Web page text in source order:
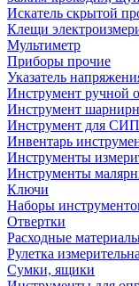
Искатель скрытой
Клещи
Мультиметр
Приборы прочие
Указатель
Инструмент ручной
Инструмент
Инструмент для СИП
Инвентарь
Инструменты
Инструменты
Ключи
Наборы
Отвертки
Расходные
Рулетка
Сумки, ящики